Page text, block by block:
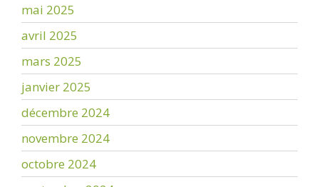
mai 2025
avril 2025
mars 2025
janvier 2025
décembre 2024
novembre 2024
octobre 2024